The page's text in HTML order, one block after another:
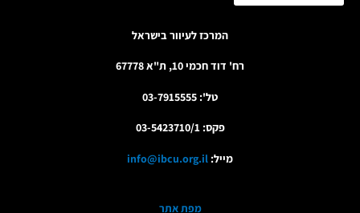
המרכז לעיוור בישראל
רח' דוד חכמי 10, ת"א 67778
טל': 03-7915555
פקס: 03-5423710/1
מייל: info@ibcu.org.il
מפת אתר